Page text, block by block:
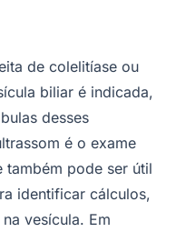
de colelitíase ou
biliar é indicada,
desses
é o exame
também pode ser útil
identificar cálculos,
vesícula. Em